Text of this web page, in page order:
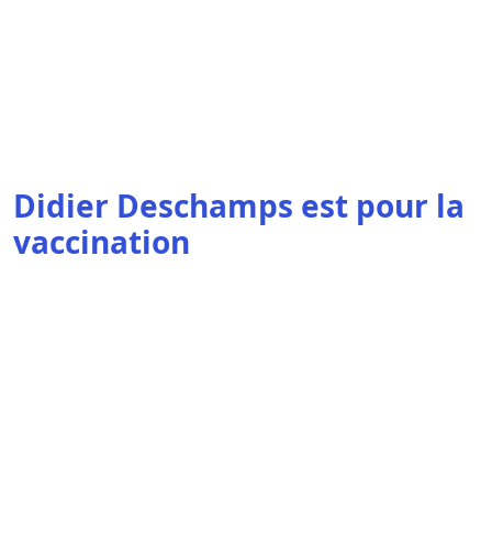
Didier Deschamps est pour la
vaccination